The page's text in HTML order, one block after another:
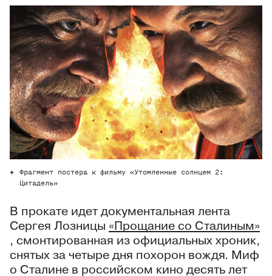
Фрагмент постера к фильму «Утомленные солнцем 2:
Цитадель»
В прокате идет документальная лента
Сергея Лозницы «Прощание со Сталиным»
, смонтированная из официальных хроник,
снятых за четыре дня похорон вождя. Миф
о Сталине в российском кино десять лет